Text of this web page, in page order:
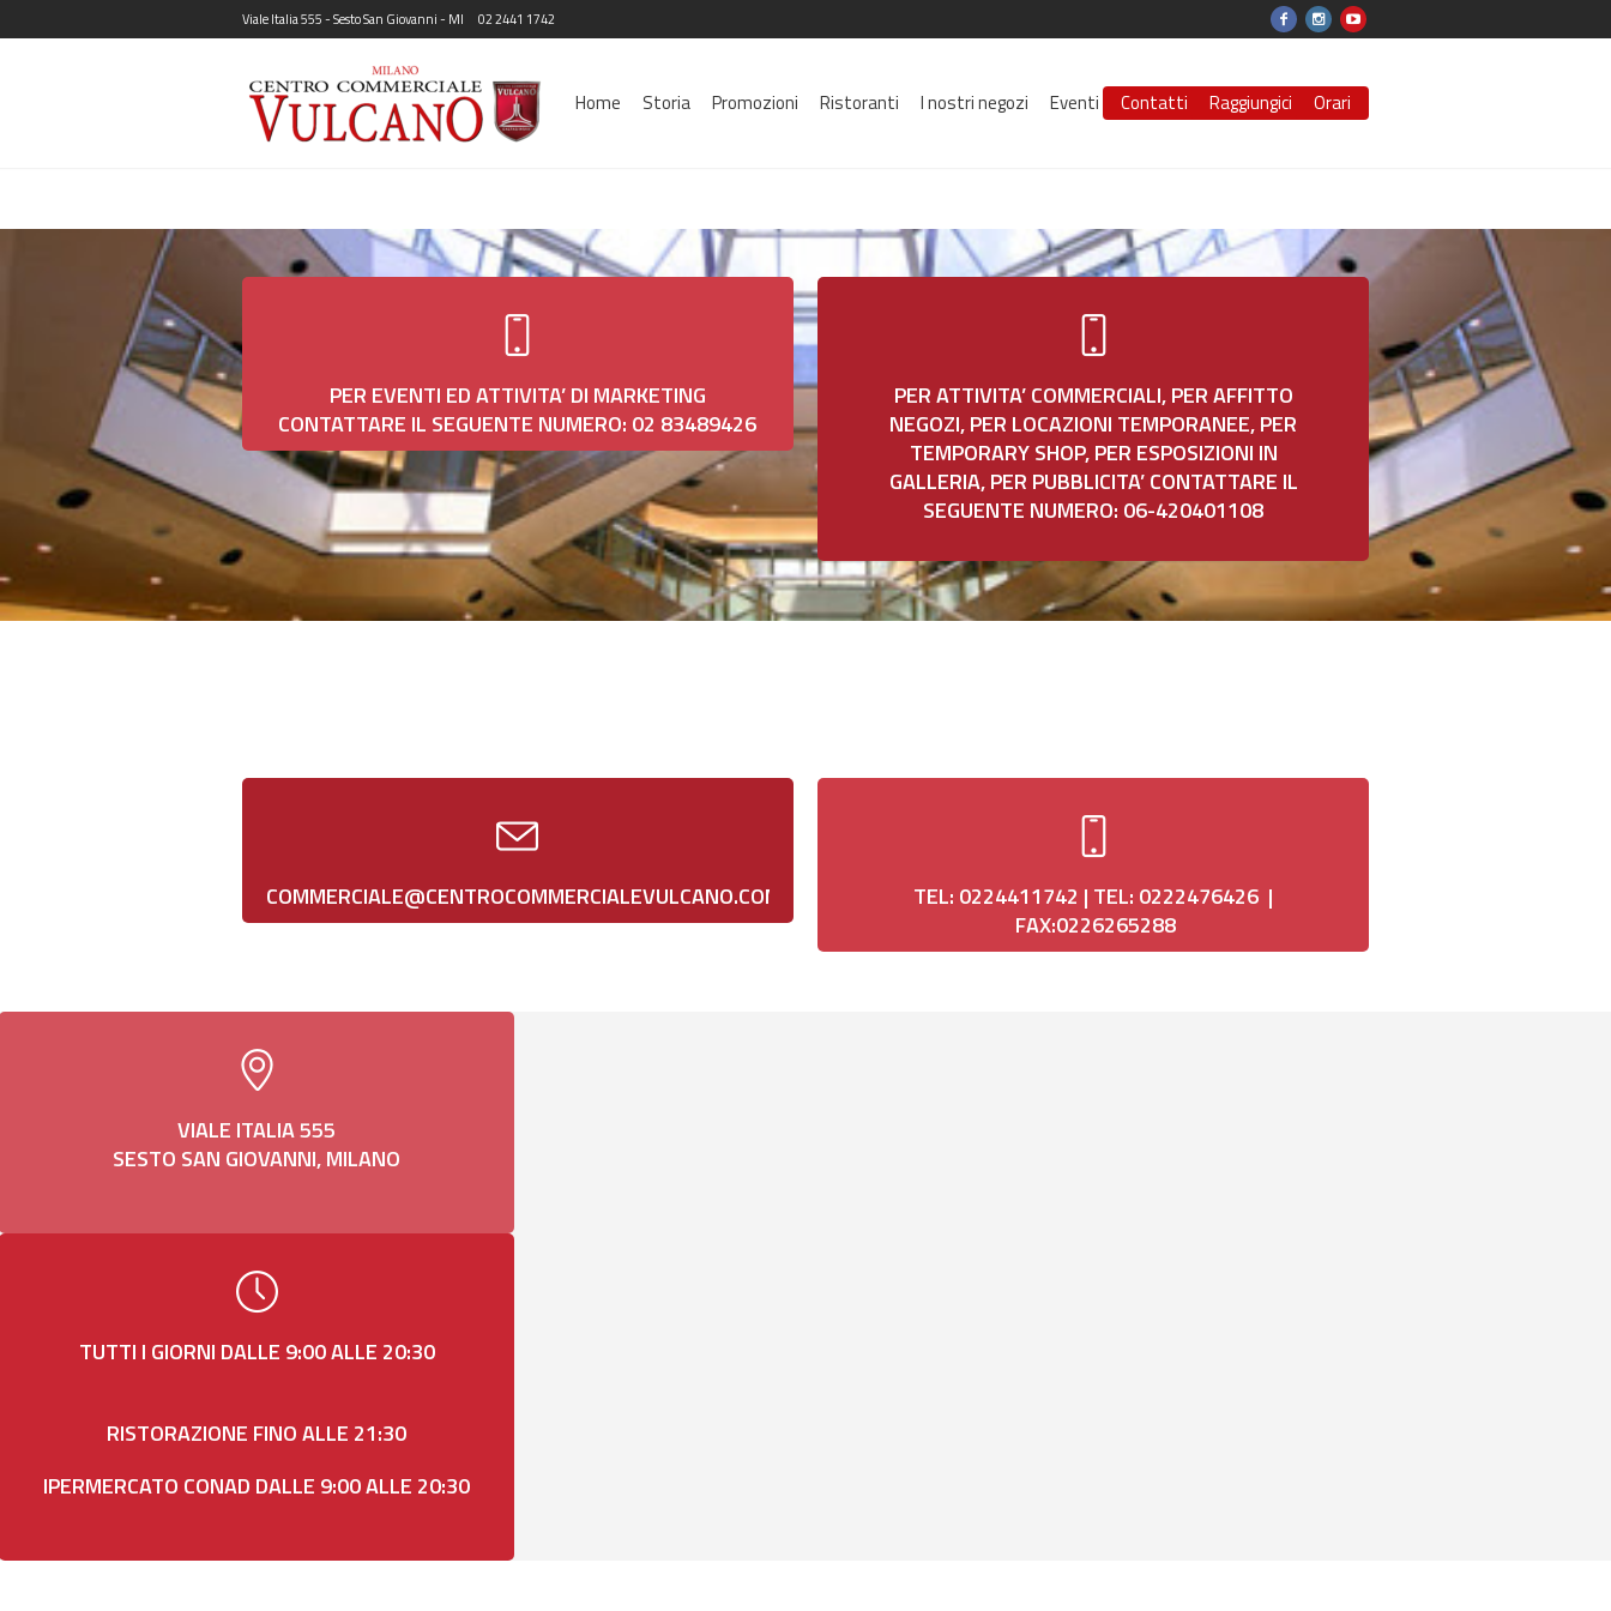
Viale Italia 555 - Sesto San Giovanni - MI 02 2441 1742
Home Storia Promozioni Ristoranti I nostri negozi Eventi Contatti Raggiungici Orari
PER EVENTI ED ATTIVITA’ DI MARKETING
CONTATTARE IL SEGUENTE NUMERO: 02 83489426
PER ATTIVITA’ COMMERCIALI, PER AFFITTO
NEGOZI, PER LOCAZIONI TEMPORANEE, PER
TEMPORARY SHOP, PER ESPOSIZIONI IN
GALLERIA, PER PUBBLICITA’ CONTATTARE IL
SEGUENTE NUMERO: 06-420401108
COMMERCIALE@CENTROCOMMERCIALEVULCANO.COM
TEL: 0224411742 | TEL: 0222476426 |
FAX:0226265288
VIALE ITALIA 555
SESTO SAN GIOVANNI, MILANO
TUTTI I GIORNI DALLE 9:00 ALLE 20:30
RISTORAZIONE FINO ALLE 21:30
IPERMERCATO CONAD DALLE 9:00 ALLE 20:30